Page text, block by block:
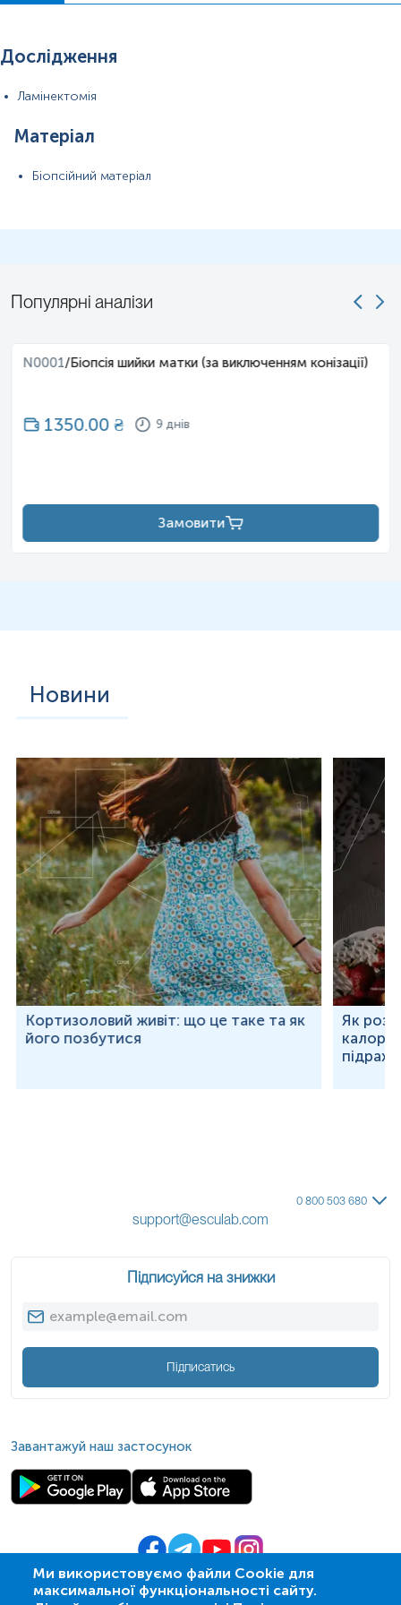
розчином
Дослідження
Ламінектомія
Матеріал
Біопсійний матеріал
Популярні аналізи
N0001/Біопсія шийки матки (за виключенням конізації)
1350.00₴ 9 днів
Замовити
Новини
Кортизоловий живіт: що це таке та як
його позбутися
Як
Ми використовуємо файли Cookie для
максимальної функціональності сайту.
0 800 503 680
support@esculab.com
Підписуйся на знижки
Підписатись
Завантажуй наш застосунок
© 2009- 2026 | ПСМЛ «Ескулаб»